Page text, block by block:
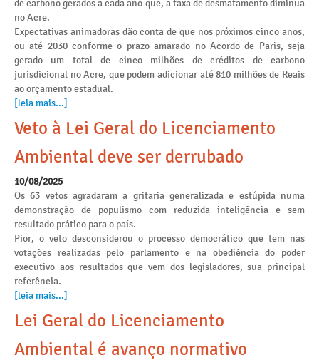
de carbono gerados a cada ano que, a taxa de desmatamento diminua
no Acre.
Expectativas animadoras dão conta de que nos próximos cinco anos,
ou até 2030 conforme o prazo amarado no Acordo de Paris, seja
gerado um total de cinco milhões de créditos de carbono
jurisdicional no Acre, que podem adicionar até 810 milhões de Reais
ao orçamento estadual.
[leia mais...]
Veto à Lei Geral do Licenciamento
Ambiental deve ser derrubado
10/08/2025
Os 63 vetos agradaram a gritaria generalizada e estúpida numa
demonstração de populismo com reduzida inteligência e sem
resultado prático para o país.
Pior, o veto desconsiderou o processo democrático que tem nas
votações realizadas pelo parlamento e na obediência do poder
executivo aos resultados que vem dos legisladores, sua principal
referência.
[leia mais...]
Lei Geral do Licenciamento
Ambiental é avanço normativo